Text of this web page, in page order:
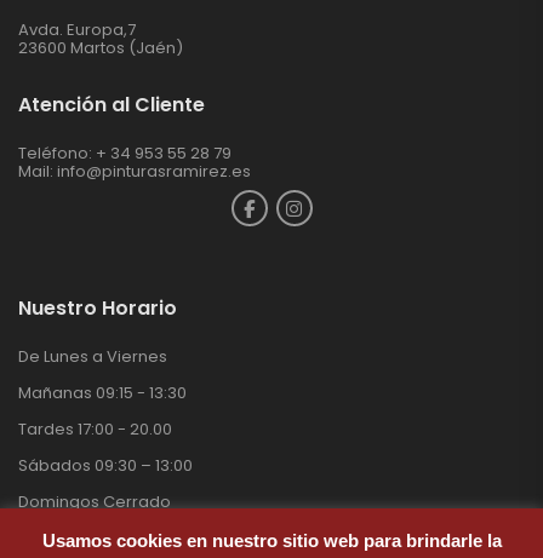
Avda. Europa,7
23600 Martos (Jaén)
Atención al Cliente
Teléfono: + 34 953 55 28 79
Mail: info@pinturasramirez.es
Nuestro Horario
De Lunes a Viernes
Mañanas 09:15 - 13:30
Tardes 17:00 - 20.00
Sábados 09:30 – 13:00
Domingos Cerrado
Usamos cookies en nuestro sitio web para brindarle la